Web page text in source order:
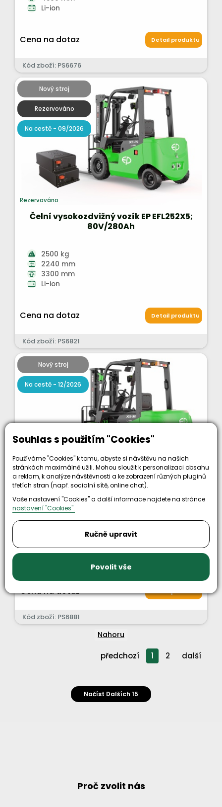
Souhlas s použitím "Cookies"
Používáme "Cookies" k tomu, abyste si návštěvu na našich
stránkách maximálně užili. Mohou sloužit k personalizaci obsahu
a reklam, k analýze návštěvnosti a ke zobrazení různých pluginů
třetích stran (např. socialní sítě, online chat).
Vaše nastavení "Cookies" a další informace najdete na stránce
nastavení "Cookies".
Ručně upravit
Povolit vše
Li-ion
Cena na dotaz Detail produktu
Kód zboží: PS6676
Nový stroj
Rezervováno
Na cestě - 09/2026
Rezervováno
Čelní vysokozdvižný vozík EP EFL252X5;
80V/280Ah
2500 kg
2240 mm
3300 mm
Li-ion
Cena na dotaz Detail produktu
Kód zboží: PS6821
Nový stroj
Na cestě - 12/2026
Čelní vysokozdvižný vozík EP EFL352X5;
80V/280Ah (560Ah)
3600 mm
Cena na dotaz
Kód zboží: PS6881
Nahoru
předchozí 1 2 další
Načíst Dalších 15
Proč zvolit nás